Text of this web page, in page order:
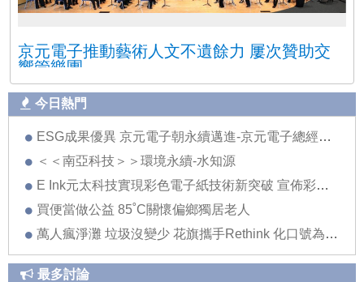
京元電子推動藝術人文不遺餘力 屢次贊助交
響管樂團
今日熱門
ESG成果優異 京元電子朝永續邁進-京元電子總經理劉安炫
＜＜南亞科技＞＞環境永續-水知源
E Ink元太科技實現彩色電子紙技術新突破 宣佈彩色電子紙將進入電子書閱讀器與零售看板兩大應用領域
買便當做公益 85˚C關懷偏鄉獨居老人
萬人瘋淨灘 垃圾沒變少 花旗攜手Rethink 化口號為行動 推創意環境教育
最多討論